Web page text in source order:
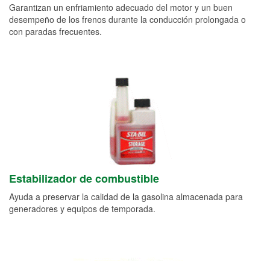
Garantizan un enfriamiento adecuado del motor y un buen
desempeño de los frenos durante la conducción prolongada o
con paradas frecuentes.
Estabilizador de combustible
Ayuda a preservar la calidad de la gasolina almacenada para
generadores y equipos de temporada.